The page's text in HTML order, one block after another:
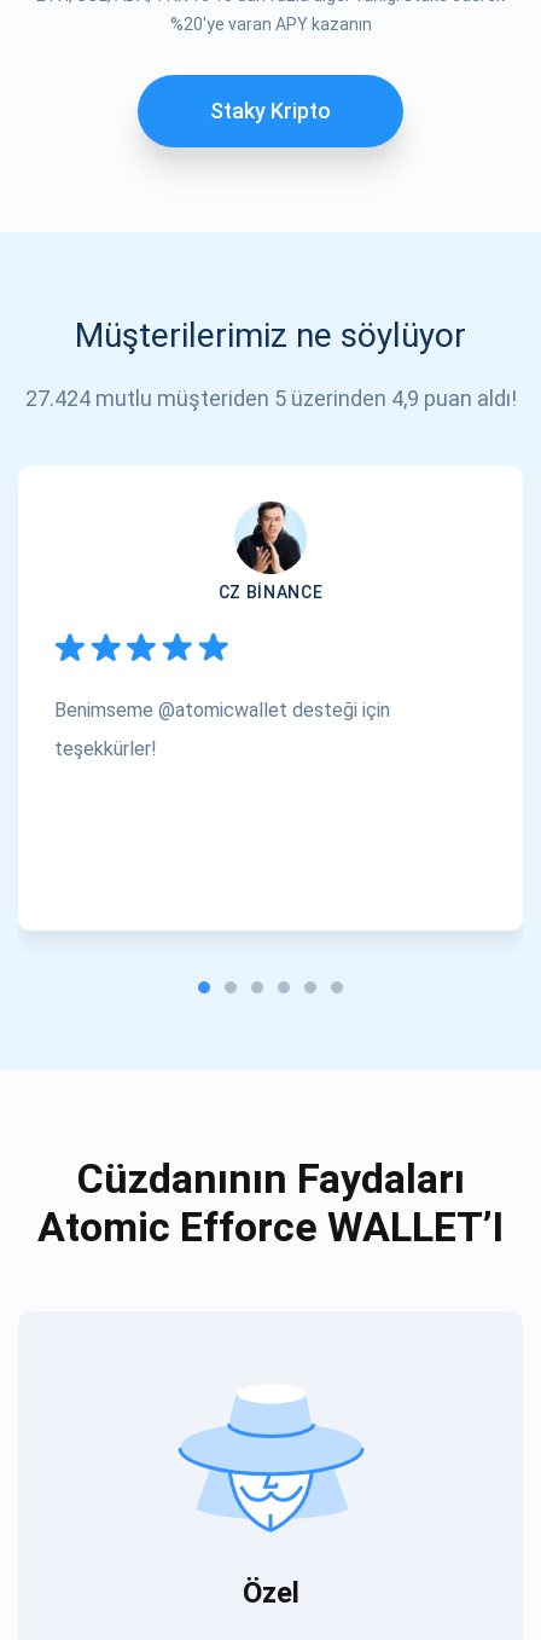
%20'ye varan APY kazanın
Staky Kripto
Müşterilerimiz ne söylüyor
27.424 mutlu müşteriden 5 üzerinden 4,9 puan aldı!
CZ BINANCE
Benimseme @atomicwallet desteği için
teşekkürler!
Cüzdanının Faydaları
Atomic Efforce WALLET’I
Özel